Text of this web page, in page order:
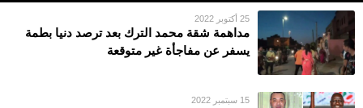
25 أكتوبر 2022
مداهمة شقة محمد الترك بعد ترصد دنيا بطمة
يسفر عن مفاجأة غير متوقعة
15 سبتمبر 2022